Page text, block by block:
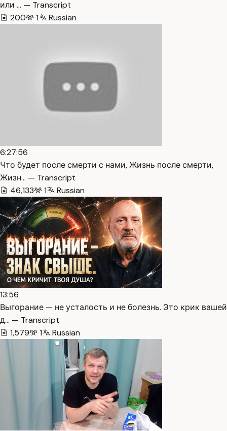
или … — Transcript
200
1 Russian
6:27:56
Что будет после смерти с нами, Жизнь после смерти,
Жизн… — Transcript
46,133
1 Russian
13:56
Выгорание — не усталость и не болезнь. Это крик вашей
д… — Transcript
1,579
1 Russian